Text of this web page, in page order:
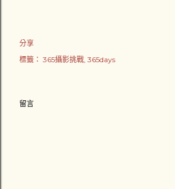
分享
標籤： 365攝影挑戰 365days
留言